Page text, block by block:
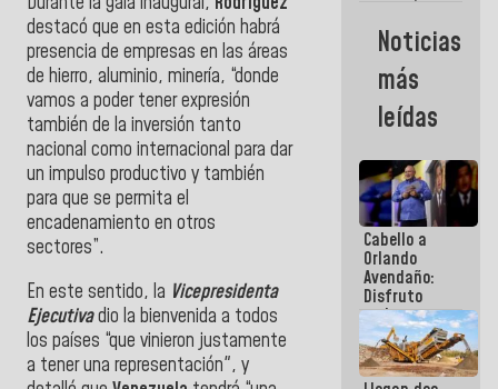
destacó que en esta edición habrá
presencia de empresas en las áreas
de hierro, aluminio, minería, “donde
vamos a poder tener expresión
también de la inversión tanto
nacional como internacional para dar
un impulso productivo y también
para que se permita el
encadenamiento en otros
sectores”.
En este sentido, la Vicepresidenta
Ejecutivadio la bienvenida a todos
los países “que vinieron justamente
a tener una representación", y
comerciantes
emprendedores
afectados
por
terremotos
Noticias
más
leídas
Cabello a
Orlando
Avendaño:
Disfruto
cada vez
que escribes
porque lo
que haces